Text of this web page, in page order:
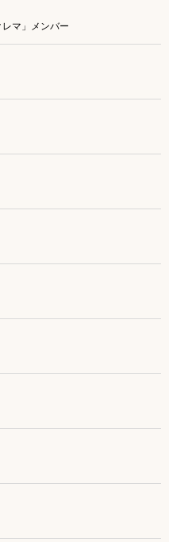
レマ」メンバー